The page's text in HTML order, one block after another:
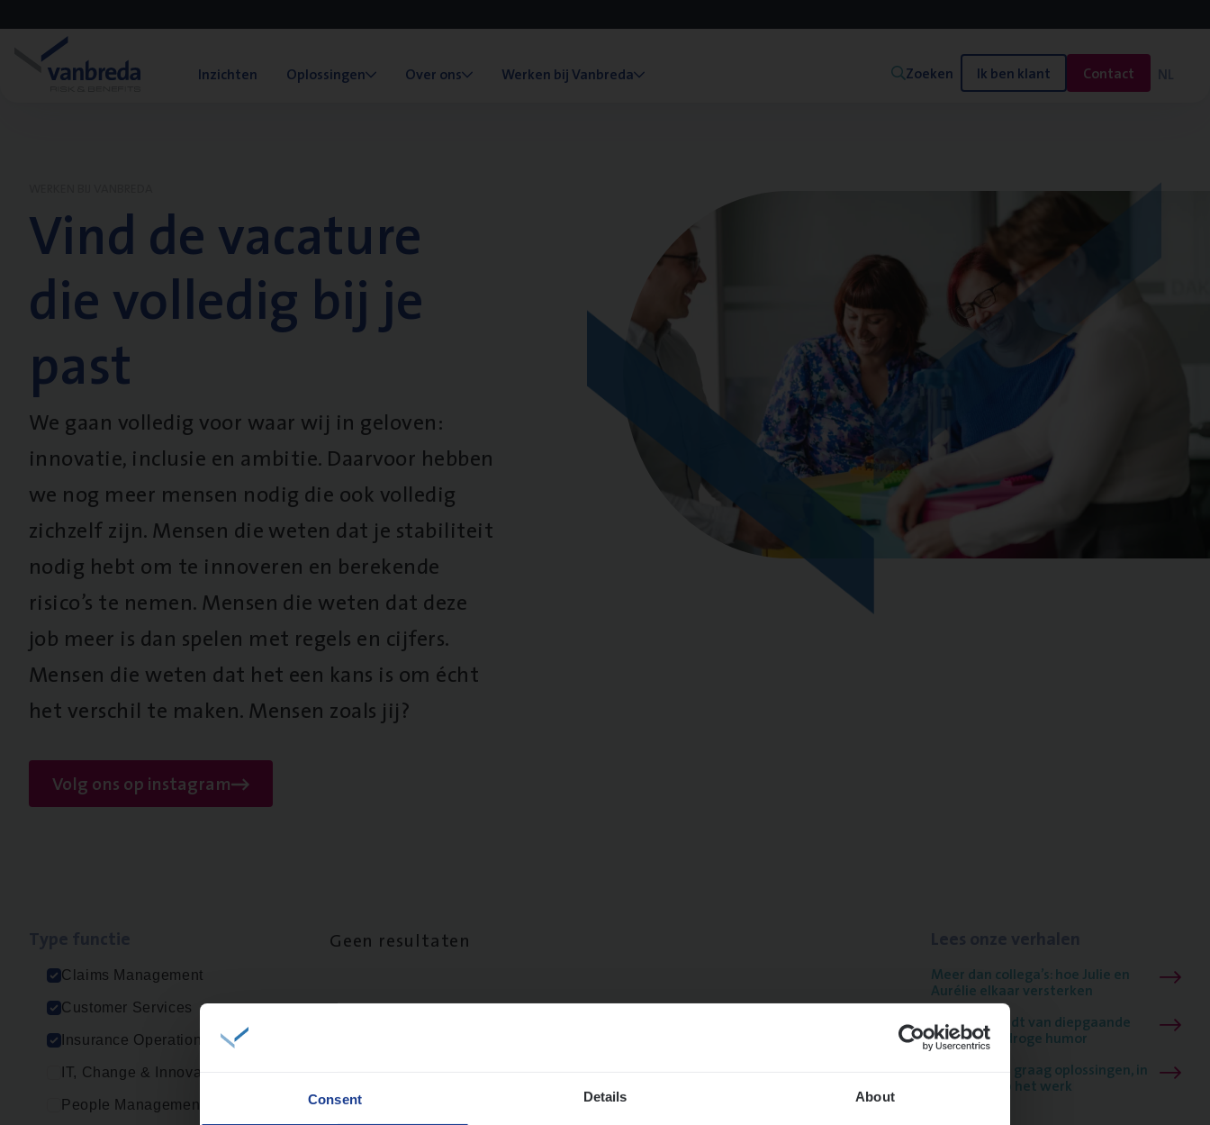
Consent Details About
Inzichten Oplossingen Over ons Werken bij Vanbreda Zoeken Ik ben klant Contact NL
Vind de vacature
die volledig bij je
past
We gaan volledig voor waar wij in geloven:
innovatie, inclusie en ambitie. Daarvoor hebben
we nog meer mensen nodig die ook volledig
zichzelf zijn. Mensen die weten dat je stabiliteit
nodig hebt om te innoveren en berekende
risico’s te nemen. Mensen die weten dat deze
job meer is dan spelen met regels en cijfers.
Mensen die weten dat het een kans is om écht
het verschil te maken. Mensen zoals jij?
Volg ons op instagram
Claims Management
Customer Services
Insurance Operations
IT, Change & Innovation
People Management
Geen resultaten
Meer dan collega’s: hoe Julie en
Aurélie elkaar versterken
Mathias houdt van diepgaande
dossiers én droge humor
Thalia zoekt graag oplossingen, in
games én op het werk